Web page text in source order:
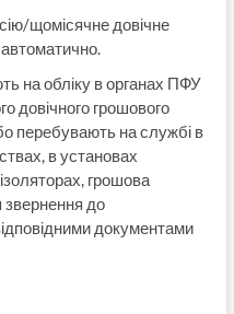
щомісячне довічне
на обліку в органах ПФУ
довічного грошового
перебувають на службі в
в установах
грошова
звернення до
документами